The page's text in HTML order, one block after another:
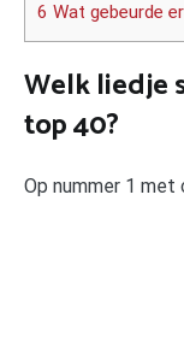
6 Wat gebeurde
Welk liedje
top 40?
Op nummer 1 met